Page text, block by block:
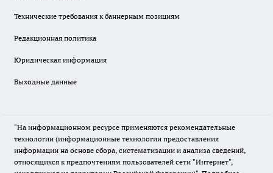
Технические требования к баннерным позициям
Редакционная политика
Юридическая информация
Выходные данные
"На информационном ресурсе применяются рекомендательные
технологии (информационные технологии предоставления
информации на основе сбора, систематизации и анализа сведений,
относящихся к предпочтениям пользователей сети "Интернет",